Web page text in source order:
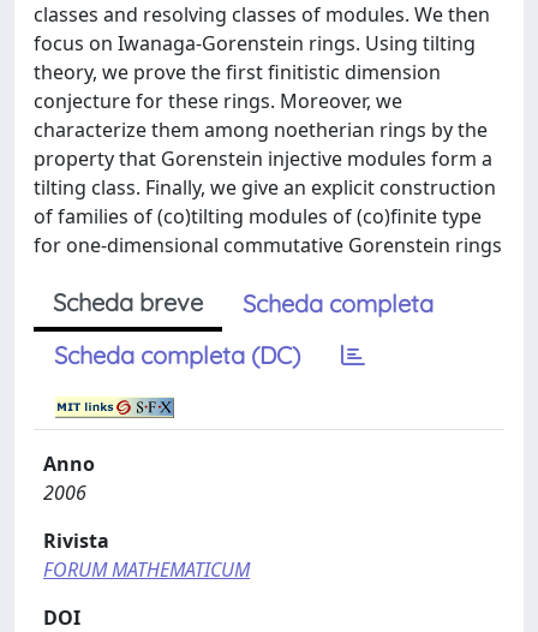
classes and resolving classes of modules. We then
focus on Iwanaga-Gorenstein rings. Using tilting
theory, we prove the first finitistic dimension
conjecture for these rings. Moreover, we
characterize them among noetherian rings by the
property that Gorenstein injective modules form a
tilting class. Finally, we give an explicit construction
of families of (co)tilting modules of (co)finite type
for one-dimensional commutative Gorenstein rings
Scheda breve
Scheda completa
Scheda completa (DC)
Anno
2006
Rivista
FORUM MATHEMATICUM
DOI